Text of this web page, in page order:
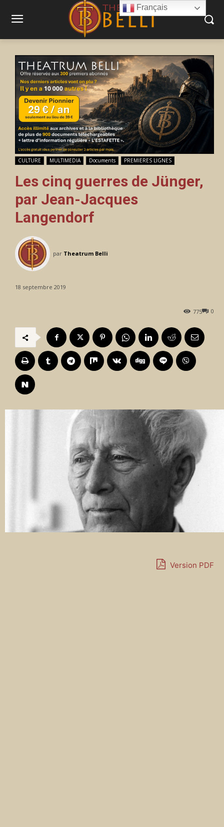
CULTURE MULTIMEDIA Documents PREMIERES LIGNES
Les cinq guerres de Jünger,
par Jean-Jacques
Langendorf
par Theatrum Belli
18 septembre 2019
0
775
Version PDF
Français